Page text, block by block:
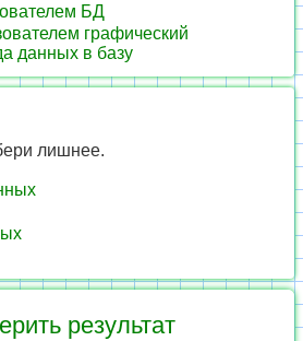
БД
графический
данных в базу
лишнее.